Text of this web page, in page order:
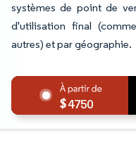
systèmes de point de
d'utilisation final
autres) et par géographie.
4750